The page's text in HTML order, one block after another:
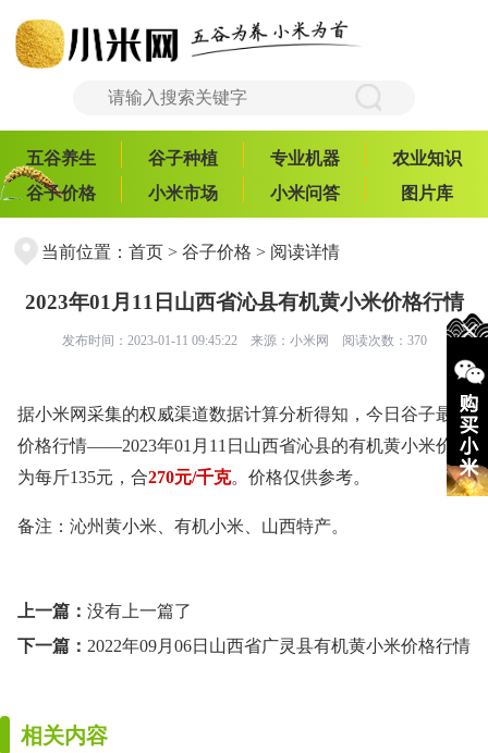
五谷养生 谷子种植 专业机器
农业知识
谷子价格
小米市场 小米问答 图片库
当前位置： 首页> 谷子价格 > 阅读详情
2023年01月11日山西省沁县有机黄小米价格行情
发布时间：2023-01-11 09:45:22 来源： 小米网 阅读次数：370
据小米网采集的权威渠道数据计算分析得知，今日谷子最新
价格行情——2023年01月11日山西省沁县的有机黄小米价格
为每斤135元，合270元/千克。价格仅供参考。
备注：沁州黄小米、有机小米、山西特产。
上一篇： 没有上一篇了
下一篇： 2022年09月06日山西省广灵县有机黄小米价格行情
相关内容